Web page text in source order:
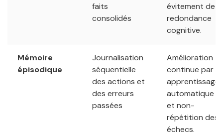
faits
consolidés
évitement de la
redondance
cognitive.
Mémoire
épisodique
Journalisation
séquentielle
des actions et
des erreurs
passées
Amélioration
continue par
apprentissage
automatique
et non-
répétition des
échecs.